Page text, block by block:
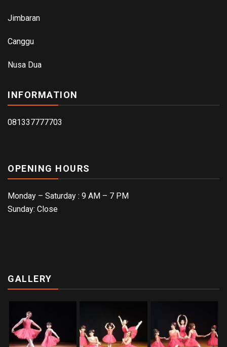
Jimbaran
Canggu
Nusa Dua
INFORMATION
081337777703
OPENING HOURS
Monday – Saturday : 9 AM – 7 PM
Sunday: Close
GALLERY